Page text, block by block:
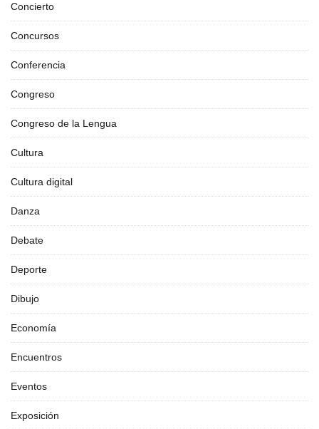
Concierto
Concursos
Conferencia
Congreso
Congreso de la Lengua
Cultura
Cultura digital
Danza
Debate
Deporte
Dibujo
Economía
Encuentros
Eventos
Exposición